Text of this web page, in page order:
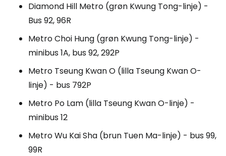
Diamond Hill Metro (grøn Kwung Tong-linje) -
Bus 92, 96R
Metro Choi Hung (grøn Kwung Tong-linje) -
minibus 1A, bus 92, 292P
Metro Tseung Kwan O (lilla Tseung Kwan O-
linje) - bus 792P
Metro Po Lam (lilla Tseung Kwan O-linje) -
minibus 12
Metro Wu Kai Sha (brun Tuen Ma-linje) - bus 99,
99R